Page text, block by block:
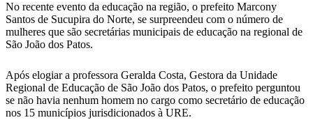
No recente evento da educação na região, o prefeito Marcony
Santos de Sucupira do Norte, se surpreendeu com o número de
mulheres que são secretárias municipais de educação na regional de
São João dos Patos.
Após elogiar a professora Geralda Costa, Gestora da Unidade
Regional de Educação de São João dos Patos, o prefeito perguntou
se não havia nenhum homem no cargo como secretário de educação
nos 15 municípios jurisdicionados à URE.